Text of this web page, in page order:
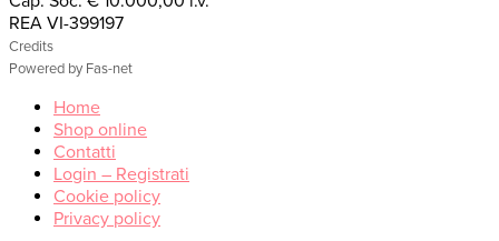
REA VI-399197
Credits
Powered by Fas-net
Home
Shop online
Contatti
Login – Registrati
Cookie policy
Privacy policy